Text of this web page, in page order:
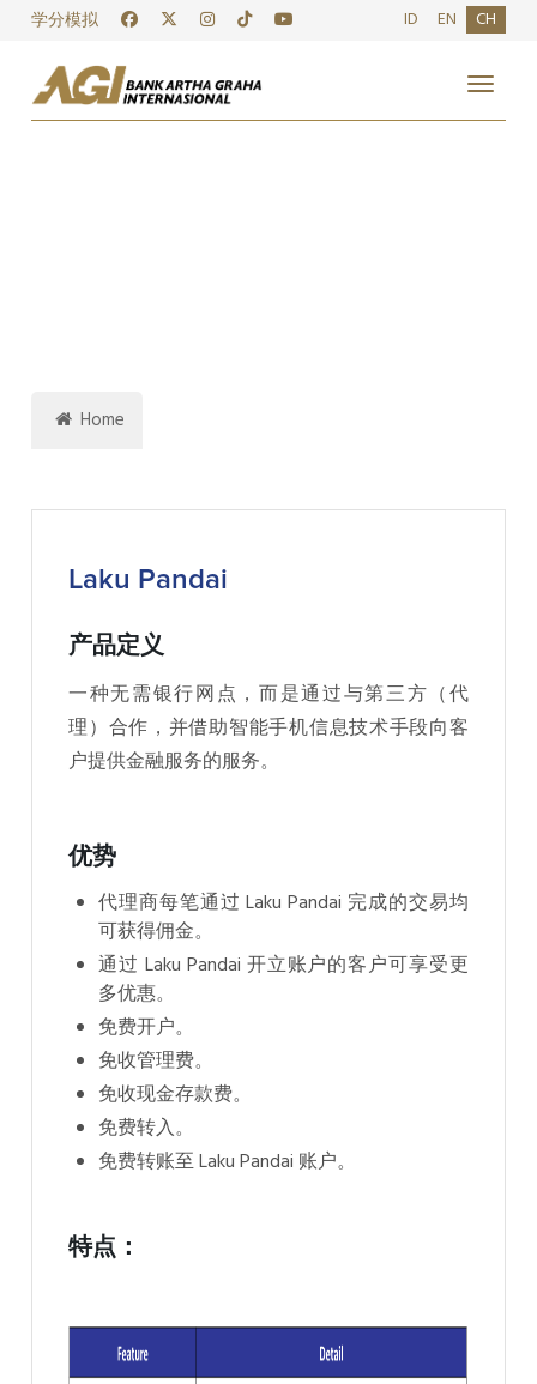
学分模拟 ID EN CH
Home
Laku Pandai
产品定义
一种无需银行网点，而是通过与第三方（代
理）合作，并借助智能手机信息技术手段向客
户提供金融服务的服务。
优势
代理商每笔通过 Laku Pandai 完成的交易均
可获得佣金。
通过 Laku Pandai 开立账户的客户可享受更
多优惠。
免费开户。
免收管理费。
免收现金存款费。
免费转入。
免费转账至 Laku Pandai 账户。
特点：